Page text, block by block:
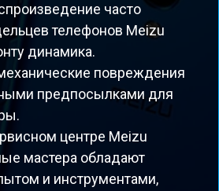
часто
телефонов Meizu
динамика.
повреждения
предпосылками для
центре Meizu
мастера обладают
и инструментами,